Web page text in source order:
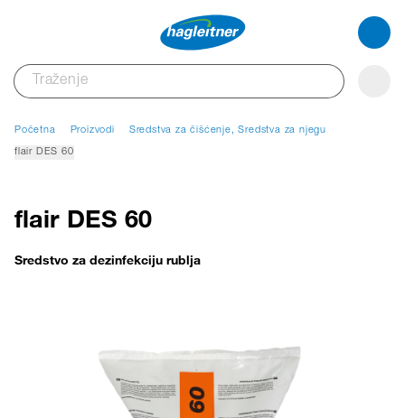
Početna Proizvodi Sredstva za čišćenje, Sredstva za njegu
flair DES 60
flair DES 60
Sredstvo za dezinfekciju rublja